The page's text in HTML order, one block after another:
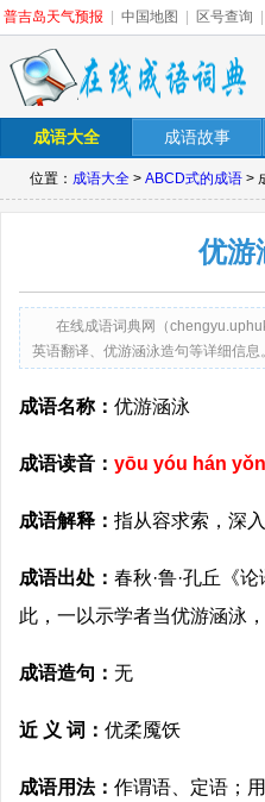
普吉岛天气预报 中国地图 区号查询
成语大全 成语故事
位置： 成语大全 > ABCD式的成语 >
优游
在线成语词典网（
英语翻译、优游涵泳造句等详细信
成语名称： 优游涵泳
成语读音： yōu yóu hán
成语解释： 指从容求索，深入
成语出处： 春秋·鲁·孔丘《
此，一以示学者当优游涵泳
成语造句： 无
近 义 词： 优柔魇饫
成语用法： 作谓语、定语；